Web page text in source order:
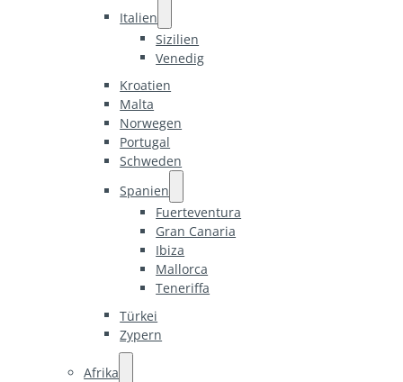
Italien
Sizilien
Venedig
Kroatien
Malta
Norwegen
Portugal
Schweden
Spanien
Fuerteventura
Gran Canaria
Ibiza
Mallorca
Teneriffa
Türkei
Zypern
Afrika